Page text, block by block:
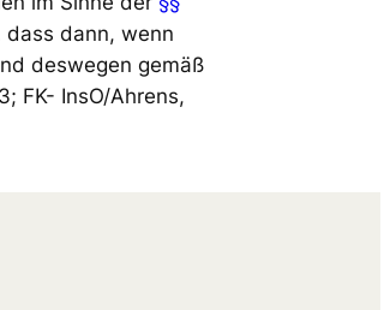
dann, wenn
deswegen gemäß
FK- InsO/Ahrens,